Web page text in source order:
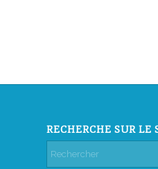
RECHERCHE SUR LE